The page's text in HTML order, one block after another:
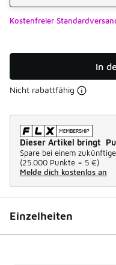
Kostenfreier
In
Nicht rabattfähig
Dieser Artikel bringt
Spare bei einem
(25.000 Punkte = 5 €)
Melde dich kostenlos an
Einzelheiten